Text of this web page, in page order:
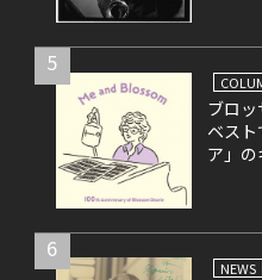
5
ブロ
ベス
ア」
6
NEWS